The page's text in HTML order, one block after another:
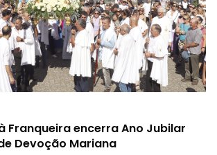
Franqueira encerra Ano Jubilar
Devoção Mariana